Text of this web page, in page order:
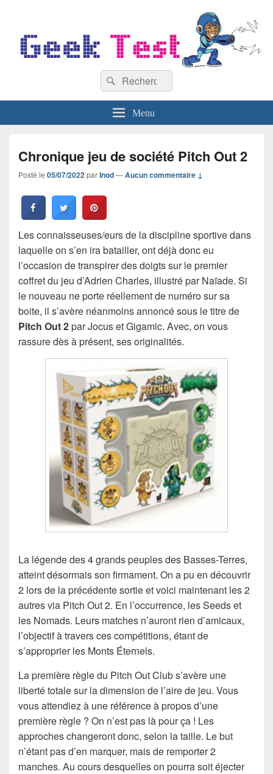
Recherche :
Rechercher
Menu
Chronique jeu de société Pitch Out 2
Posté le 05/07/2022parInod—Aucun commentaire ↓
Les connaisseuses/eurs de la discipline sportive dans
laquelle on s’en ira batailler, ont déjà donc eu
l’occasion de transpirer des doigts sur le premier
coffret du jeu d’Adrien Charles, illustré par Naïade. Si
le nouveau ne porte réellement de numéro sur sa
boite, il s’avère néanmoins annoncé sous le titre de
Pitch Out 2par Jocus et Gigamic. Avec, on vous
rassure dès à présent, ses originalités.
La légende des 4 grands peuples des Basses-Terres,
atteint désormais son firmament. On a pu en découvrir
2 lors de la précédente sortie et voici maintenant les 2
autres via Pitch Out 2. En l’occurrence, les Seeds et
les Nomads. Leurs matches n’auront rien d’amicaux,
l’objectif à travers ces compétitions, étant de
s’approprier les Monts Éternels.
La première règle du Pitch Out Club s’avère une
liberté totale sur la dimension de l’aire de jeu. Vous
vous attendiez à une référence à propos d’une
première règle ? On n’est pas là pour ça ! Les
approches changeront donc, selon la taille. Le but
n’étant pas d’en marquer, mais de remporter 2
manches. Au cours desquelles on pourra soit éjecter